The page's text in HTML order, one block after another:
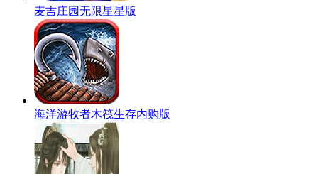
麦吉庄园无限星星版
海洋游牧者木筏生存内购版